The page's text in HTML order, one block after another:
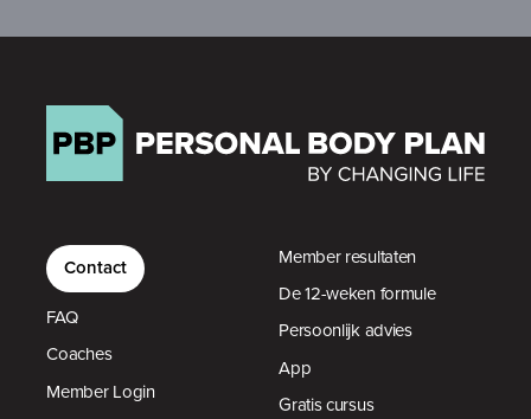
Contact
FAQ
Coaches
Member Login
Member resultaten
De 12-weken formule
Persoonlijk advies
App
Gratis cursus